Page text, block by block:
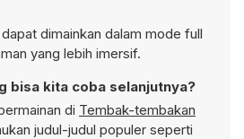
dimainkan dalam mode full
yang lebih imersif.
bisa kita coba selanjutnya?
di Tembak-tembakan
judul-judul populer seperti